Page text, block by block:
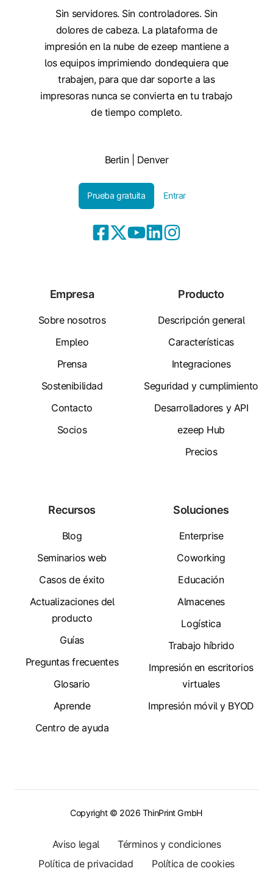
Sin servidores. Sin controladores. Sin
dolores de cabeza. La plataforma de
impresión en la nube de ezeep mantiene a
los equipos imprimiendo dondequiera que
trabajen, para que dar soporte a las
impresoras nunca se convierta en tu trabajo
de tiempo completo.
Berlin | Denver
Prueba gratuita Entrar
Empresa
Sobre nosotros
Empleo
Prensa
Sostenibilidad
Contacto
Socios
Producto
Descripción general
Características
Integraciones
Seguridad y cumplimiento
Desarrolladores y API
ezeep Hub
Precios
Recursos
Blog
Seminarios web
Casos de éxito
Actualizaciones del
producto
Guías
Preguntas frecuentes
Glosario
Aprende
Centro de ayuda
Soluciones
Enterprise
Coworking
Educación
Almacenes
Logística
Trabajo híbrido
Impresión en escritorios
virtuales
Impresión móvil y BYOD
Copyright © 2026 ThinPrint GmbH
Aviso legal
Términos y condiciones
Política de privacidad
Política de cookies